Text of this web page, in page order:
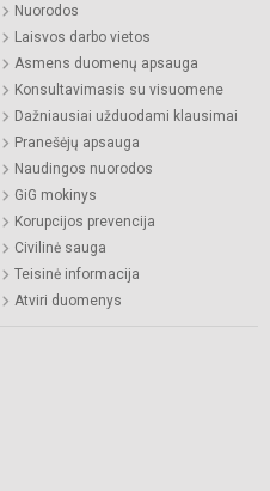
Nuorodos
Laisvos darbo vietos
Asmens duomenų apsauga
Konsultavimasis su visuomene
Dažniausiai užduodami klausimai
Pranešėjų apsauga
Naudingos nuorodos
GiG mokinys
Korupcijos prevencija
Civilinė sauga
Teisinė informacija
Atviri duomenys